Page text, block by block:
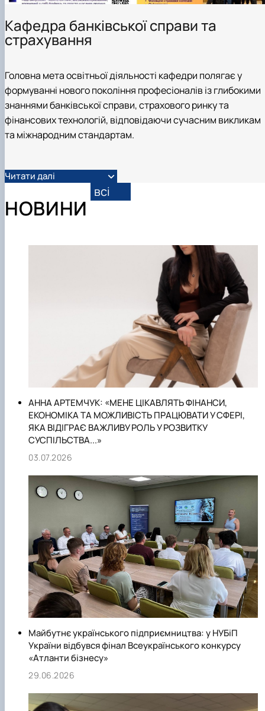
Кафедра банківської справи та
страхування
Головна мета освітньої діяльності кафедри полягає у
формуванні нового покоління професіоналів із глибокими
знаннями банківської справи, страхового ринку та
фінансових технологій, відповідаючи сучасним викликам
та міжнародним стандартам.
Читати далі
НОВИНИ
всі
АННА АРТЕМЧУК: «МЕНЕ ЦІКАВЛЯТЬ ФІНАНСИ,
ЕКОНОМІКА ТА МОЖЛИВІСТЬ ПРАЦЮВАТИ У СФЕРІ,
ЯКА ВІДІГРАЄ ВАЖЛИВУ РОЛЬ У РОЗВИТКУ
СУСПІЛЬСТВА...»
03.07.2026
Майбутнє українського підприємництва: у НУБіП
України відбувся фінал Всеукраїнського конкурсу
«Атланти бізнесу»
29.06.2026